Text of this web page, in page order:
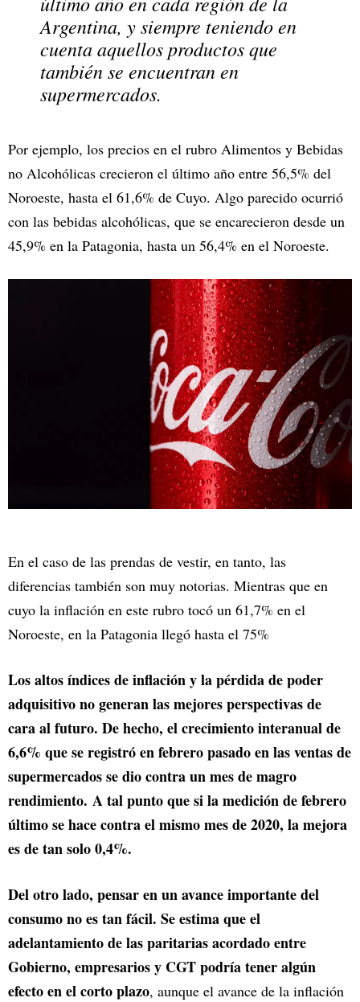
Argentina, y siempre teniendo en
cuenta aquellos productos que
también se encuentran en
supermercados.
Por ejemplo, los precios en el rubro Alimentos y Bebidas
no Alcohólicas crecieron el último año entre 56,5% del
Noroeste, hasta el 61,6% de Cuyo. Algo parecido ocurrió
con las bebidas alcohólicas, que se encarecieron desde un
45,9% en la Patagonia, hasta un 56,4% en el Noroeste.
En el caso de las prendas de vestir, en tanto, las
diferencias también son muy notorias. Mientras que en
cuyo la inflación en este rubro tocó un 61,7% en el
Noroeste, en la Patagonia llegó hasta el 75%
Los altos índices de inflación y la pérdida de poder
adquisitivo no generan las mejores perspectivas de
cara al futuro. De hecho, el crecimiento interanual de
6,6% que se registró en febrero pasado en las ventas de
supermercados se dio contra un mes de magro
rendimiento. A tal punto que si la medición de febrero
último se hace contra el mismo mes de 2020, la mejora
es de tan solo 0,4%.
Del otro lado, pensar en un avance importante del
consumo no es tan fácil. Se estima que el
adelantamiento de las paritarias acordado entre
Gobierno, empresarios y CGT podría tener algún
efecto en el corto plazo, aunque el avance de la inflación